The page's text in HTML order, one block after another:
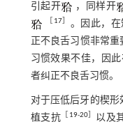
引起开
，同样开
17］ 。因此，
正不良舌习惯非常重
习惯效果不佳，因
者纠正不良舌习惯。
对于压低后牙的楔
植支抗
19-20］ 以及